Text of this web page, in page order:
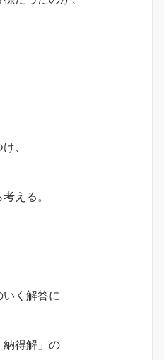
、
える。
く解答に
納得解」の